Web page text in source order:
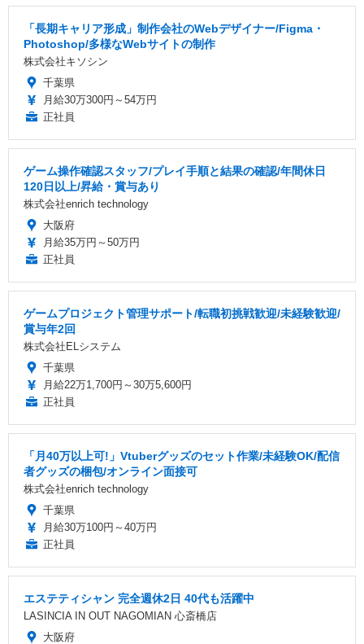
「長期キャリア形成」制作会社のWebデザイナー/Figma・
Photoshop/多様なWebサイトの制作
株式会社キソシン
千葉県
月給30万300円～54万円
正社員
ゲーム操作確認スタッフ/プレイ手順と結果の確認/年間休日
120日以上/昇給・賞与あり
株式会社enrich technology
大阪府
月給35万円～50万円
正社員
ゲームプロジェクト管理サポート/転職初挑戦歓迎/未経験歓迎/
賞与年2回
株式会社ELシステム
千葉県
月給22万1,700円～30万5,600円
正社員
「月40万以上可!」Vtuberグッズのセット作業/未経験OK/配信
者グッズの梱包/オンライン面接可
株式会社enrich technology
千葉県
月給30万100円～40万円
正社員
エステティシャン 完全週休2日 40代も活躍中
LASINCIA IN OUT NAGOMIAN 心斎橋店
大阪府